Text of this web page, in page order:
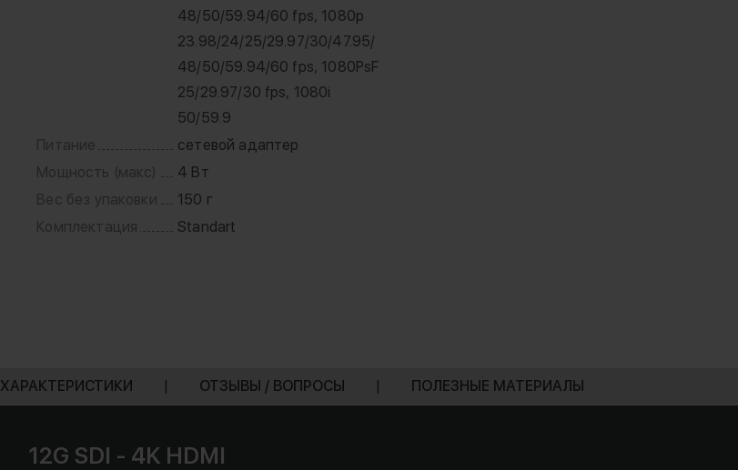
48/50/59.94/60 fps, 1080p
23.98/24/25/29.97/30/47.95/
48/50/59.94/60 fps, 1080PsF
25/29.97/30 fps, 1080i
50/59.9
Питание
сетевой адаптер
Мощность (макс)
4 Вт
Вес без упаковки
150 г
Комплектация
Standart
ХАРАКТЕРИСТИКИ | ОТЗЫВЫ / ВОПРОСЫ | ПОЛЕЗНЫЕ МАТЕРИАЛЫ
12G SDI - 4K HDMI